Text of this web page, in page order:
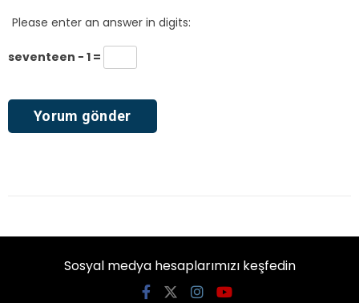
Please enter an answer in digits:
seventeen − 1 =
Sosyal medya hesaplarımızı keşfedin